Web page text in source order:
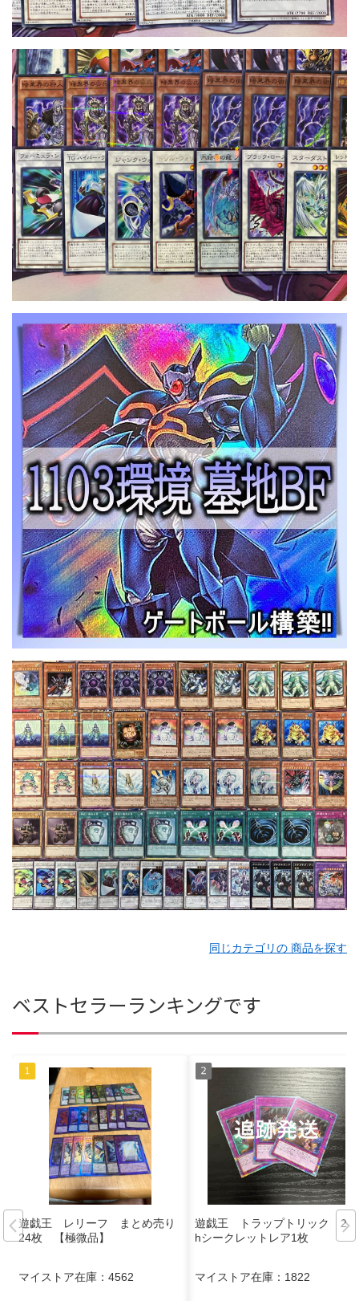
同じカテゴリの 商品を探す
ベストセラーランキングです
遊戯王 レリーフ まとめ売り
24枚 【極微品】
マイストア在庫： 4562
遊戯王 トラップトリック 20t
hシークレットレア1枚
マイストア在庫： 1822